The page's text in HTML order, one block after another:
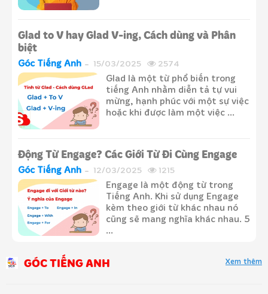
Glad to V hay Glad V-ing, Cách dùng và Phân
biệt
Góc Tiếng Anh 15/03/2025 2574
Glad là một từ phổ biến trong
tiếng Anh nhằm diễn tả tự vui
mừng, hạnh phúc với một sự việc
hoặc khi được làm một việc ...
Động Từ Engage? Các Giới Từ Đi Cùng Engage
Góc Tiếng Anh 12/03/2025 1215
Engage là một động từ trong
Tiếng Anh. Khi sử dụng Engage
kèm theo giới từ khác nhau nó
cũng sẽ mang nghĩa khác nhau. 5
...
GÓC TIẾNG ANH Xem thêm